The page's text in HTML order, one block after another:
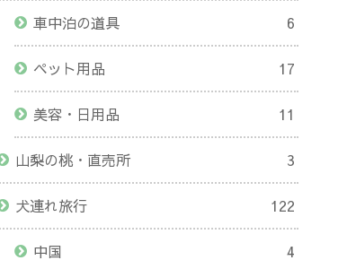
車中泊の道具 6
ペット用品 17
美容・日用品 11
山梨の桃・直売所 3
犬連れ旅行 122
中国 4